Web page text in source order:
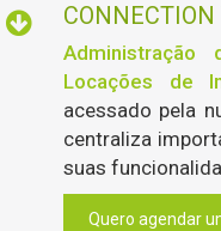
CONNECTION
Locações de
acessado pela
centraliza
suas
Quero agendar